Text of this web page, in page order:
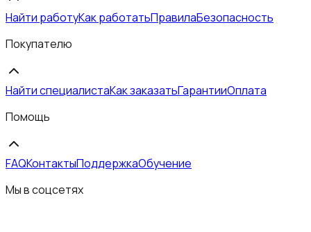
Найти работуКак работатьПравилаБезопасность
Покупателю
Найти специалистаКак заказатьГарантииОплата
Помощь
FAQКонтактыПоддержкаОбучение
Мы в соцсетях